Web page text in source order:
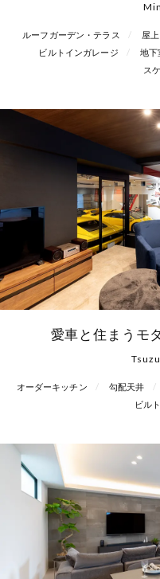
ルーフガーデン・テラス 屋上
ビルトインガレージ
地下
ス
愛車と住まうモ
オーダーキッチン 勾配天井
ビル